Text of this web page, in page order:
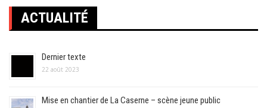
ACTUALITÉ
Dernier texte
22 août 2023
Mise en chantier de La Caserne – scène jeune public